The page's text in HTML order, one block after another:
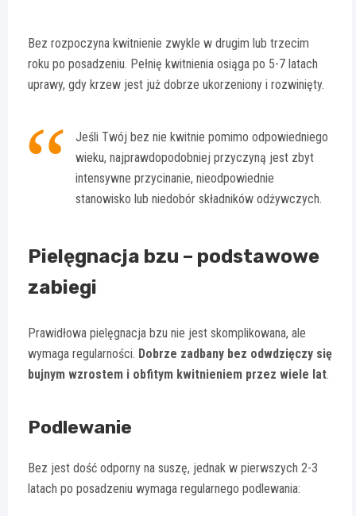
Bez rozpoczyna kwitnienie zwykle w drugim lub trzecim
roku po posadzeniu. Pełnię kwitnienia osiąga po 5-7 latach
uprawy, gdy krzew jest już dobrze ukorzeniony i rozwinięty.
Jeśli Twój bez nie kwitnie pomimo odpowiedniego
wieku, najprawdopodobniej przyczyną jest zbyt
intensywne przycinanie, nieodpowiednie
stanowisko lub niedobór składników odżywczych.
Pielęgnacja bzu – podstawowe
zabiegi
Prawidłowa pielęgnacja bzu nie jest skomplikowana, ale
wymaga regularności. Dobrze zadbany bez odwdzięczy się
bujnym wzrostem i obfitym kwitnieniem przez wiele lat.
Podlewanie
Bez jest dość odporny na suszę, jednak w pierwszych 2-3
latach po posadzeniu wymaga regularnego podlewania: